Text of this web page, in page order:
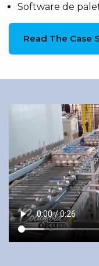
Software de
Read The Case